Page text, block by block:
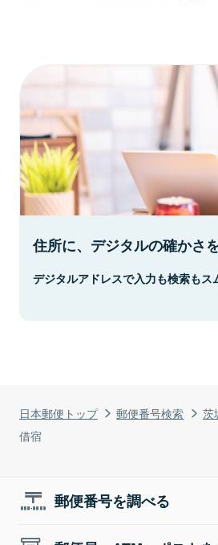
日本郵便トップ 郵便番号検索 茨
借宿
住所に、デジタルの確かさを
デジタルアドレスで入力も検索もス
郵便番号を調べる